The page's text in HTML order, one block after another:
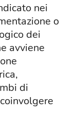
nei
o
dei
avviene
di